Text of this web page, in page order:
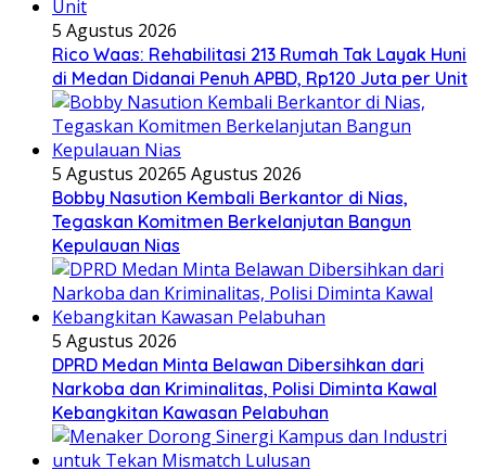
5 Agustus 2026
Rico Waas: Rehabilitasi 213 Rumah Tak Layak Huni
di Medan Didanai Penuh APBD, Rp120 Juta per Unit
5 Agustus 20265 Agustus 2026
Bobby Nasution Kembali Berkantor di Nias,
Tegaskan Komitmen Berkelanjutan Bangun
Kepulauan Nias
5 Agustus 2026
DPRD Medan Minta Belawan Dibersihkan dari
Narkoba dan Kriminalitas, Polisi Diminta Kawal
Kebangkitan Kawasan Pelabuhan